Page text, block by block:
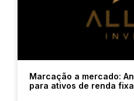
Marcação a mercado:
para ativos de renda fixa